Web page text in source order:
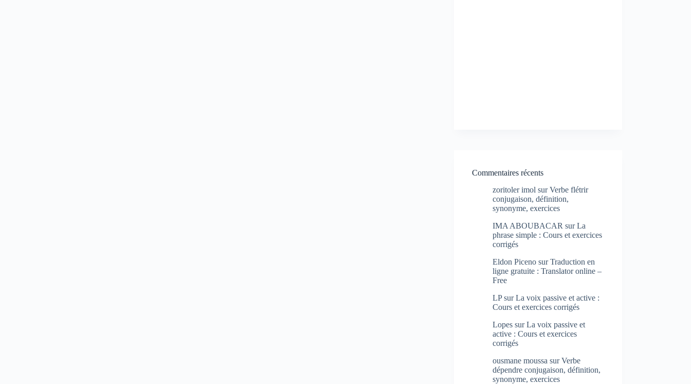
Commentaires récents
zoritoler imol surVerbe flétrir
conjugaison, définition,
synonyme, exercices
IMA ABOUBACAR surLa
phrase simple : Cours et exercices
corrigés
Eldon Piceno surTraduction en
ligne gratuite : Translator online –
Free
LPsurLa voix passive et active :
Cours et exercices corrigés
Lopes surLa voix passive et
active : Cours et exercices
corrigés
ousmane moussa surVerbe
dépendre conjugaison, définition,
synonyme, exercices